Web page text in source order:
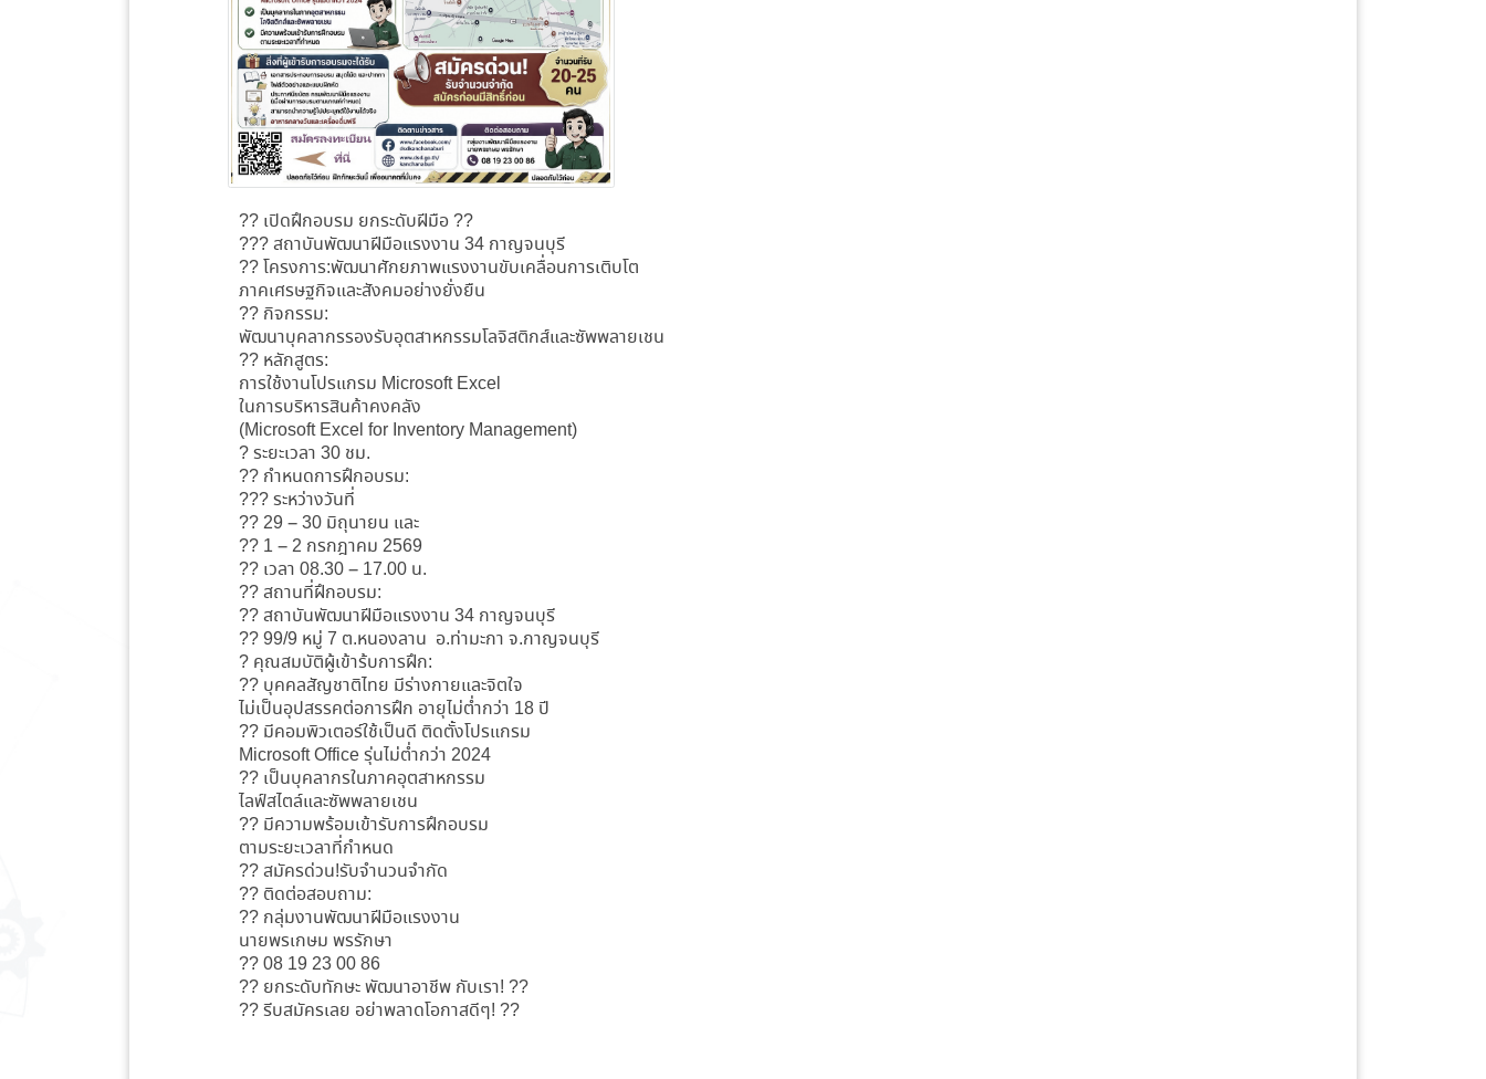
?? เปิดฝึกอบรม ยกระดับฝีมือ ??
??? สถาบันพัฒนาฝีมือแรงงาน 34 กาญจนบุรี
?? โครงการ:พัฒนาศักยภาพแรงงานขับเคลื่อนการเติบโต
ภาคเศรษฐกิจและสังคมอย่างยั่งยืน
?? กิจกรรม:
พัฒนาบุคลากรรองรับอุตสาหกรรมโลจิสติกส์และซัพพลายเชน
?? หลักสูตร:
การใช้งานโปรแกรม Microsoft Excel
ในการบริหารสินค้าคงคลัง
(Microsoft Excel for Inventory Management)
? ระยะเวลา 30 ชม.
?? กำหนดการฝึกอบรม:
??? ระหว่างวันที่
?? 29 – 30 มิถุนายน และ
?? 1 – 2 กรกฎาคม 2569
?? เวลา 08.30 – 17.00 น.
?? สถานที่ฝึกอบรม:
?? สถาบันพัฒนาฝีมือแรงงาน 34 กาญจนบุรี
?? 99/9 หมู่ 7 ต.หนองลาน อ.ท่ามะกา จ.กาญจนบุรี
? คุณสมบัติผู้เข้าร้บการฝึก:
?? บุคคลสัญชาติไทย มีร่างกายและจิตใจ
ไม่เป็นอุปสรรคต่อการฝึก อายุไม่ต่ำกว่า 18 ปี
?? มีคอมพิวเตอร์ใช้เป็นดี ติดตั้งโปรแกรม
Microsoft Office รุ่นไม่ต่ำกว่า 2024
?? เป็นบุคลากรในภาคอุตสาหกรรม
ไลฟ์สไตล์และซัพพลายเชน
?? มีความพร้อมเข้ารับการฝึกอบรม
ตามระยะเวลาที่กำหนด
?? สมัครด่วน!รับจำนวนจำกัด
?? ติดต่อสอบถาม:
?? กลุ่มงานพัฒนาฝีมือแรงงาน
นายพรเกษม พรรักษา
?? 08 19 23 00 86
?? ยกระดับทักษะ พัฒนาอาชีพ กับเรา! ??
?? รีบสมัครเลย อย่าพลาดโอกาสดีๆ! ??